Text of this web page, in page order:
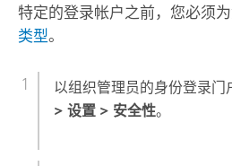
特定的登录帐户之前，您必须
类型。
以组织管理员的身份登录门
> 设置 > 安全性。